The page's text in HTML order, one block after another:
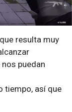
resulta muy
puedan
tiempo, así que